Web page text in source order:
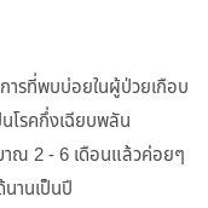
ารที่พบบ่อยในผู้ป่วยเกือบ
โรคกึ่งเฉียบพลัน
าณ 2 - 6 เดือนแล้วค่อยๆ
านเป็นปี